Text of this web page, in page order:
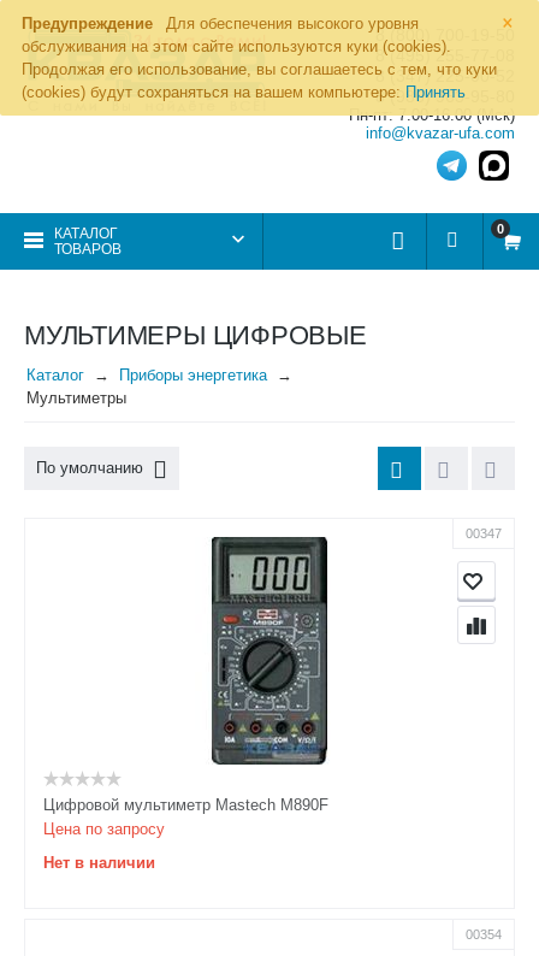
×
Предупреждение
Для обеспечения высокого уровня
обслуживания на этом сайте используются куки (cookies).
Продолжая его использование, вы соглашаетесь с тем, что куки
(cookies) будут сохраняться на вашем компьютере: Принять
8 (800) 700-19-50
8 (495) 255-77-08
8 (347) 225-00-52
8 (986) 963-95-80
Пн-пт: 7.00-16.00 (Мск)
info@kvazar-ufa.com
КАТАЛОГ
ТОВАРОВ
0
МУЛЬТИМЕРЫ ЦИФРОВЫЕ
Каталог
Приборы энергетика
Мультиметры
По умолчанию
00347
Цифровой мультиметр Mastech M890F
Цена по запросу
Нет в наличии
00354